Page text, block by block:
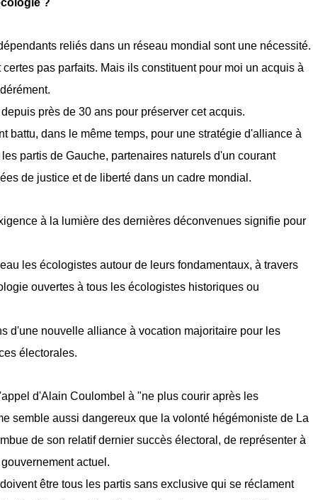
?
reliés dans un réseau mondial sont une nécessité.
pas parfaits. Mais ils constituent pour moi un acquis à
près de 30 ans pour préserver cet acquis.
battu, dans le même temps, pour une stratégie d'alliance à
partis de Gauche, partenaires naturels d'un courant
de justice et de liberté dans un cadre mondial.
à la lumière des dernières déconvenues signifie pour
les écologistes autour de leurs fondamentaux, à travers
ouvertes à tous les écologistes historiques ou
d'une nouvelle alliance à vocation majoritaire pour les
électorales.
d'Alain Coulombel à "ne plus courir après les
semble aussi dangereux que la volonté hégémoniste de La
de son relatif dernier succès électoral, de représenter à
actuel.
être tous les partis sans exclusive qui se réclament